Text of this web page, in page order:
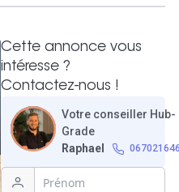
Cette annonce vous
intéresse ?
Contactez-nous !
Votre conseiller Hub-
Grade
Raphael